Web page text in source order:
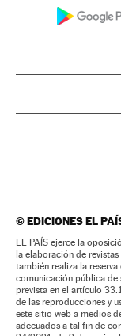
©EDICIONES EL
EL PAÍS ejerce la
la elaboración de
también realiza la
comunicación pública de
prevista en el artículo
de las reproducciones y
este sitio web a medios
adecuados a tal fin de